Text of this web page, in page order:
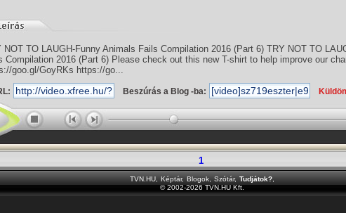
NOT TO LAUGH-Funny Animals Fails Compilation 2016 (Part 6) TRY NOT TO
Compilation 2016 (Part 6) Please check out this new T-shirt to help improve our
goo.gl/GoyRKs https://go...
Beszúrás a Blog -ba:
1
TVN.HU Képtár, Blogok Szótár, Tudjátok?
© 2002-2026 TVN.HU Kft.